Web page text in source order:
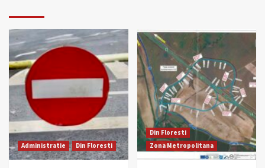
Administratie Din Floresti
Din Floresti
Zona Metropolitana